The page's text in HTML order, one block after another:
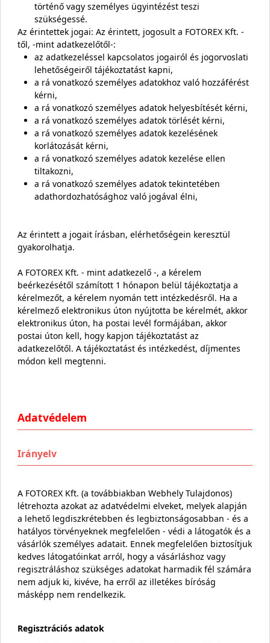
történő vagy személyes ügyintézést teszi
szükségessé.
Az érintettek jogai: Az érintett, jogosult a FOTOREX Kft. -
től, -mint adatkezelőtől-:
az adatkezeléssel kapcsolatos jogairól és jogorvoslati
lehetőségeiről tájékoztatást kapni,
a rá vonatkozó személyes adatokhoz való hozzáférést
kérni,
a rá vonatkozó személyes adatok helyesbítését kérni,
a rá vonatkozó személyes adatok törlését kérni,
a rá vonatkozó személyes adatok kezelésének
korlátozását kérni,
a rá vonatkozó személyes adatok kezelése ellen
tiltakozni,
a rá vonatkozó személyes adatok tekintetében
adathordozhatósághoz való jogával élni,
Az érintett a jogait írásban, elérhetőségein keresztül
gyakorolhatja.
A FOTOREX Kft. - mint adatkezelő -, a kérelem
beérkezésétől számított 1 hónapon belül tájékoztatja a
kérelmezőt, a kérelem nyomán tett intézkedésről. Ha a
kérelmező elektronikus úton nyújtotta be kérelmét, akkor
elektronikus úton, ha postai levél formájában, akkor
postai úton kell, hogy kapjon tájékoztatást az
adatkezelőtől. A tájékoztatást és intézkedést, díjmentes
módon kell megtenni.
Adatvédelem
Irányelv
A FOTOREX Kft. (a továbbiakban Webhely Tulajdonos)
létrehozta azokat az adatvédelmi elveket, melyek alapján
a lehető legdiszkrétebben és legbiztonságosabban - és a
hatályos törvényeknek megfelelően - védi a látogatók és a
vásárlók személyes adatait. Ennek megfelelően biztosítjuk
kedves látogatóinkat arról, hogy a vásárláshoz vagy
regisztráláshoz szükséges adatokat harmadik fél számára
nem adjuk ki, kivéve, ha erről az illetékes bíróság
másképp nem rendelkezik.
Regisztrációs adatok